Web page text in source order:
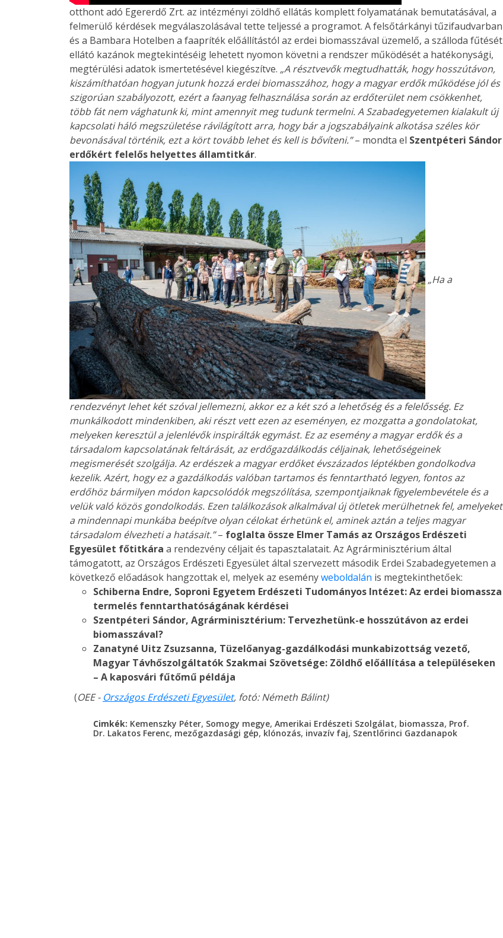
otthont adó Egererdő Zrt. az intézményi zöldhő ellátás komplett folyamatának bemutatásával, a
felmerülő kérdések megválaszolásával tette teljessé a programot. A felsőtárkányi tűzifaudvarban
és a Bambara Hotelben a faapríték előállítástól az erdei biomasszával üzemelő, a szálloda fűtését
ellátó kazánok megtekintéséig lehetett nyomon követni a rendszer működését a hatékonysági,
megtérülési adatok ismertetésével kiegészítve. „A résztvevők megtudhatták, hogy hosszútávon,
kiszámíthatóan hogyan jutunk hozzá erdei biomasszához, hogy a magyar erdők működése jól és
szigorúan szabályozott, ezért a faanyag felhasználása során az erdőterület nem csökkenhet,
több fát nem vághatunk ki, mint amennyit meg tudunk termelni. A Szabadegyetemen kialakult új
kapcsolati háló megszületése rávilágított arra, hogy bár a jogszabályaink alkotása széles kör
bevonásával történik, ezt a kört tovább lehet és kell is bővíteni.”– mondta el Szentpéteri Sándor
erdőkért felelős helyettes államtitkár.
„Ha a
rendezvényt lehet két szóval jellemezni, akkor ez a két szó a lehetőség és a felelősség. Ez
munkálkodott mindenkiben, aki részt vett ezen az eseményen, ez mozgatta a gondolatokat,
melyeken keresztül a jelenlévők inspirálták egymást. Ez az esemény a magyar erdők és a
társadalom kapcsolatának feltárását, az erdőgazdálkodás céljainak, lehetőségeinek
megismerését szolgálja. Az erdészek a magyar erdőket évszázados léptékben gondolkodva
kezelik. Azért, hogy ez a gazdálkodás valóban tartamos és fenntartható legyen, fontos az
erdőhöz bármilyen módon kapcsolódók megszólítása, szempontjaiknak figyelembevétele és a
velük való közös gondolkodás. Ezen találkozások alkalmával új ötletek merülhetnek fel, amelyeket
a mindennapi munkába beépítve olyan célokat érhetünk el, aminek aztán a teljes magyar
társadalom élvezheti a hatásait.”– foglalta össze Elmer Tamás az Országos Erdészeti
Egyesület főtitkára a rendezvény céljait és tapasztalatait. Az Agrárminisztérium által
támogatott, az Országos Erdészeti Egyesület által szervezett második Erdei Szabadegyetemen a
következő előadások hangzottak el, melyek az eseményweboldalán is megtekinthetőek:
Schiberna Endre, Soproni Egyetem Erdészeti Tudományos Intézet: Az erdei biomassza
termelés fenntarthatóságának kérdései
Szentpéteri Sándor, Agrárminisztérium: Tervezhetünk-e hosszútávon az erdei
biomasszával?
Zanatyné Uitz Zsuzsanna, Tüzelőanyag-gazdálkodási munkabizottság vezető,
Magyar Távhőszolgáltatók Szakmai Szövetsége: Zöldhő előállítása a településeken
– A kaposvári fűtőmű példája
(OEE - Országos Erdészeti Egyesület, fotó: Németh Bálint)
Cimkék: Kemenszky Péter, Somogy megye, Amerikai Erdészeti Szolgálat, biomassza, Prof.
Dr. Lakatos Ferenc,mezőgazdasági gép,klónozás, invazív faj, Szentlőrinci Gazdanapok